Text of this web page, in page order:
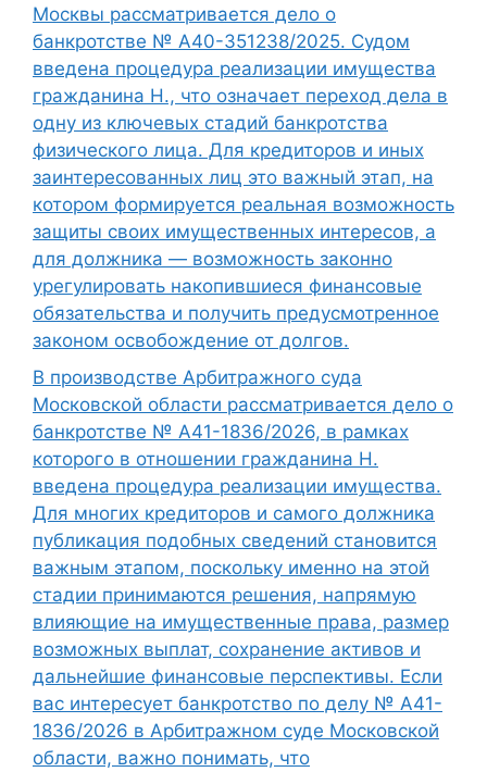
Москвы рассматривается дело о
банкротстве № А40-351238/2025. Судом
введена процедура реализации имущества
гражданина Н., что означает переход дела в
одну из ключевых стадий банкротства
физического лица. Для кредиторов и иных
заинтересованных лиц это важный этап, на
котором формируется реальная возможность
защиты своих имущественных интересов, а
для должника — возможность законно
урегулировать накопившиеся финансовые
обязательства и получить предусмотренное
законом освобождение от долгов.
В производстве Арбитражного суда
Московской области рассматривается дело о
банкротстве № А41-1836/2026, в рамках
которого в отношении гражданина Н.
введена процедура реализации имущества.
Для многих кредиторов и самого должника
публикация подобных сведений становится
важным этапом, поскольку именно на этой
стадии принимаются решения, напрямую
влияющие на имущественные права, размер
возможных выплат, сохранение активов и
дальнейшие финансовые перспективы. Если
вас интересует банкротство по делу № А41-
1836/2026 в Арбитражном суде Московской
области, важно понимать, что